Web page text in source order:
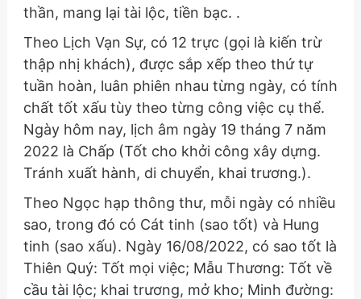
thần, mang lại tài lộc, tiền bạc. .
Theo Lịch Vạn Sự, có 12 trực (gọi là kiến trừ
thập nhị khách), được sắp xếp theo thứ tự
tuần hoàn, luân phiên nhau từng ngày, có tính
chất tốt xấu tùy theo từng công việc cụ thể.
Ngày hôm nay, lịch âm ngày 19 tháng 7 năm
2022 là Chấp (Tốt cho khởi công xây dựng.
Tránh xuất hành, di chuyển, khai trương.).
Theo Ngọc hạp thông thư, mỗi ngày có nhiều
sao, trong đó có Cát tinh (sao tốt) và Hung
tinh (sao xấu). Ngày 16/08/2022, có sao tốt là
Thiên Quý: Tốt mọi việc; Mẫu Thương: Tốt về
cầu tài lộc; khai trương, mở kho; Minh đường: